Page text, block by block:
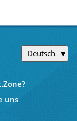
Deutsch
uns